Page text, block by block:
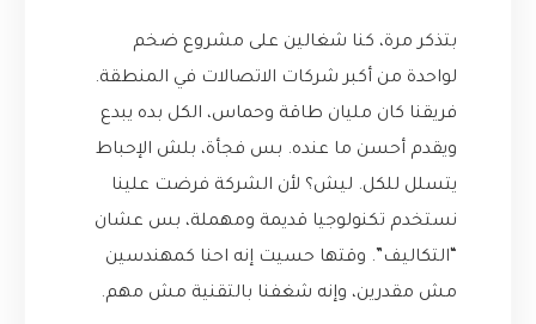
بتذكر مرة، كنا شغالين على مشروع ضخم
لواحدة من أكبر شركات الاتصالات في المنطقة.
فريقنا كان مليان طاقة وحماس، الكل بده يبدع
ويقدم أحسن ما عنده. بس فجأة، بلش الإحباط
يتسلل للكل. ليش؟ لأن الشركة فرضت علينا
نستخدم تكنولوجيا قديمة ومهملة، بس عشان
“التكاليف”. وقتها حسيت إنه احنا كمهندسين
مش مقدرين، وإنه شغفنا بالتقنية مش مهم.